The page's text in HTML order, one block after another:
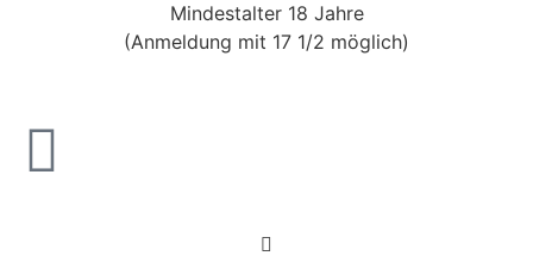
Mindestalter 18 Jahre
(Anmeldung mit 17 1/2 möglich)